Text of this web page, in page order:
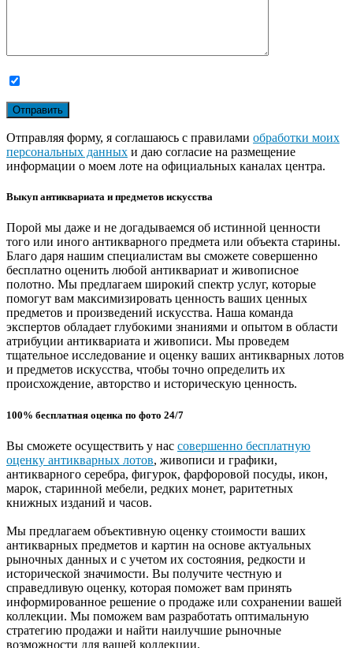
Отправляя форму, я соглашаюсь с правилами обработки моих
персональных данных и даю согласие на размещение
информации о моем лоте на официальных каналах центра.
Выкуп антиквариата и предметов искусства
Порой мы даже и не догадываемся об истинной ценности
того или иного антикварного предмета или объекта старины.
Благо даря нашим специалистам вы сможете совершенно
бесплатно оценить любой антиквариат и живописное
полотно. Мы предлагаем широкий спектр услуг, которые
помогут вам максимизировать ценность ваших ценных
предметов и произведений искусства. Наша команда
экспертов обладает глубокими знаниями и опытом в области
атрибуции антиквариата и живописи. Мы проведем
тщательное исследование и оценку ваших антикварных лотов
и предметов искусства, чтобы точно определить их
происхождение, авторство и историческую ценность.
100% бесплатная оценка по фото 24/7
Вы сможете осуществить у нас совершенно бесплатную
оценку антикварных лотов, живописи и графики,
антикварного серебра, фигурок, фарфоровой посуды, икон,
марок, старинной мебели, редких монет, раритетных
книжных изданий и часов.
Мы предлагаем объективную оценку стоимости ваших
антикварных предметов и картин на основе актуальных
рыночных данных и с учетом их состояния, редкости и
исторической значимости. Вы получите честную и
справедливую оценку, которая поможет вам принять
информированное решение о продаже или сохранении вашей
коллекции. Мы поможем вам разработать оптимальную
стратегию продажи и найти наилучшие рыночные
возможности для вашей коллекции.